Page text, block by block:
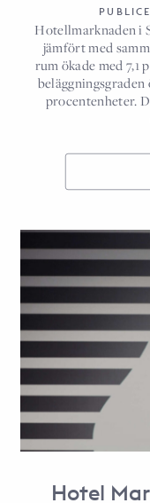
Hotellmarknaden i
jämfört med
rum ökade med
beläggningsgraden
procentenheter.
Hotel